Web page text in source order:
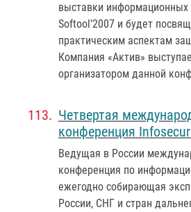
выставки информационных
Softool’2007 и будет
практическим аспектам
Компания «Актив»
организатором данной
Четвертая
конференция
Ведущая в России
конференция по
ежегодно собирающая
России, СНГ и стран